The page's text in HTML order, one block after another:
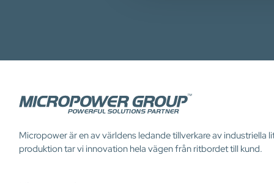
Micropower är en av världens ledande tillverkare av
produktion tar vi innovation hela vägen från ritbordet till kund.